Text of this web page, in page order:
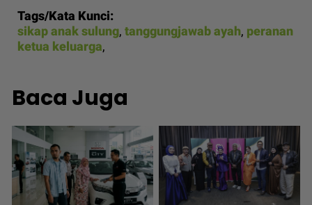
Tags/Kata Kunci:
sikap anak sulung, tanggungjawab ayah, peranan
ketua keluarga,
Baca Juga